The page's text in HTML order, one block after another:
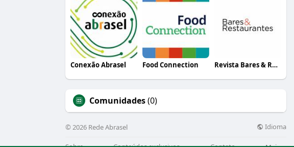
Conexão Abrasel Food Connection Revista Bares & Restaurantes
Comunidades(0)
© 2026 Rede Abrasel Idioma